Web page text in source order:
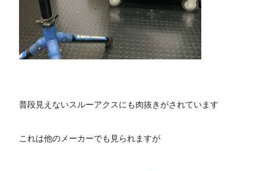
普段見えないスルーアクスにも肉抜きがされています
これは他のメーカーでも見られますが